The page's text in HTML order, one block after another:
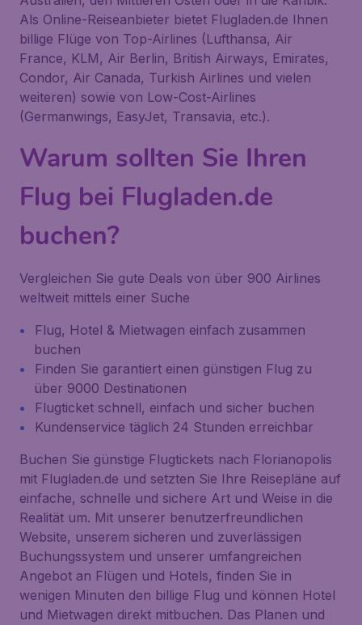
Als Online-Reiseanbieter bietet Flugladen.de Ihnen
billige Flüge von Top-Airlines (Lufthansa, Air
France, KLM, Air Berlin, British Airways, Emirates,
Condor, Air Canada, Turkish Airlines und vielen
weiteren) sowie von Low-Cost-Airlines
(Germanwings, EasyJet, Transavia, etc.).
Warum sollten Sie Ihren
Flug bei Flugladen.de
buchen?
Vergleichen Sie gute Deals von über 900 Airlines
weltweit mittels einer Suche
Flug, Hotel & Mietwagen einfach zusammen
buchen
Finden Sie garantiert einen günstigen Flug zu
über 9000 Destinationen
Flugticket schnell, einfach und sicher buchen
Kundenservice täglich 24 Stunden erreichbar
Buchen Sie günstige Flugtickets nach Florianopolis
mit Flugladen.de und setzten Sie Ihre Reisepläne auf
einfache, schnelle und sichere Art und Weise in die
Realität um. Mit unserer benutzerfreundlichen
Website, unserem sicheren und zuverlässigen
Buchungssystem und unserer umfangreichen
Angebot an Flügen und Hotels, finden Sie in
wenigen Minuten den billige Flug und können Hotel
und Mietwagen direkt mitbuchen. Das Planen und